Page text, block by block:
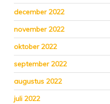
december 2022
november 2022
oktober 2022
september 2022
augustus 2022
juli 2022